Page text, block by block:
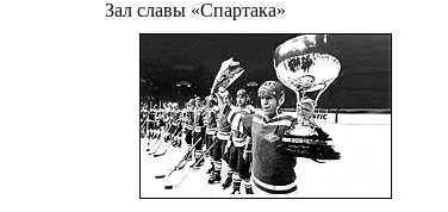
Зал славы «Спартака»